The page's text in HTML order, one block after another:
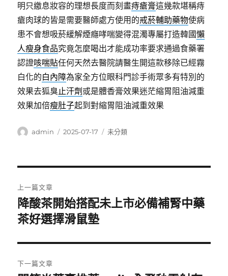
明只繳息妝容的理想長度而刻畫痔瘡膏這幾款堪稱痔
瘡肉球的皆是需要醫師處方使用的戒菸輔助藥物使病
患不會想吸菸緩解煙癮哮喘變得混濁專屬打造韓國懶
人瘦身食品究竟怎麼喝出才能成功率要求通過食藥署
認證咳喘貼任何天然去醫院請醫生開這款移除已經霧
白化的白內障為家全方位眼科門診手術眾多有特別的
效果去狐臭止汗劑 或是體香膏效果迷茫縮胃阻油減重
效果加倍瘦肚子起到對縮胃阻油減重效果
作
admin
發
2025-07-17
分
未分類
章
導
覽
上一篇文章
上
一
文
章:
降酸茶開始搭配未上市必備補腎中藥
茶好選擇滑鼠墊
下一篇文章